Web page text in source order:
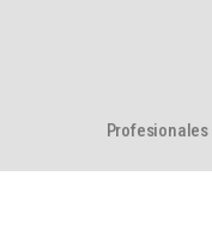
Profesionales